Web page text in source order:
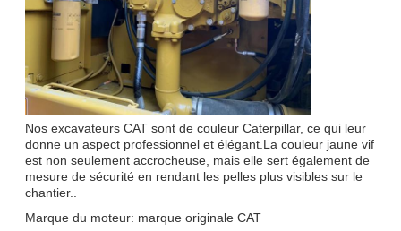
Nos excavateurs CAT sont de couleur Caterpillar, ce qui leur
donne un aspect professionnel et élégant.La couleur jaune vif
est non seulement accrocheuse, mais elle sert également de
mesure de sécurité en rendant les pelles plus visibles sur le
chantier..
Marque du moteur: marque originale CAT